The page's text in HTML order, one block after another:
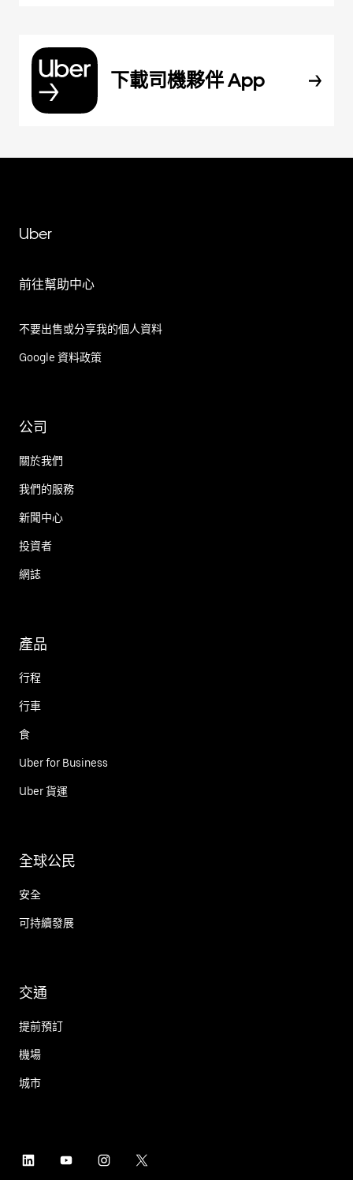
下載司機夥伴 App
Uber
前往幫助中心
不要出售或分享我的個人資料
Google 資料政策
公司
關於我們
我們的服務
新聞中心
投資者
網誌
產品
行程
行車
食
Uber for Business
Uber 貨運
全球公民
安全
可持續發展
交通
提前預訂
機場
城市